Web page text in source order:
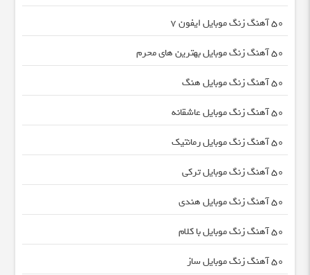
50 آهنگ زنگ موبایل ایفون 7
50 آهنگ زنگ موبایل بهترین های محرم
50 آهنگ زنگ موبایل هنگ
50 آهنگ زنگ موبایل عاشقانه
50 آهنگ زنگ موبایل رمانتیک
50 آهنگ زنگ موبایل ترکی
50 آهنگ زنگ موبایل هندی
50 آهنگ زنگ موبایل با کلام
50 آهنگ زنگ موبایل ساز